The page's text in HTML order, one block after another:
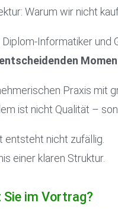
Warum wir nicht
Diplom-Informatiker und
Praxis mit
ist nicht Qualität –
entsteht nicht zufällig.
einer klaren Struktur.
im Vortrag?